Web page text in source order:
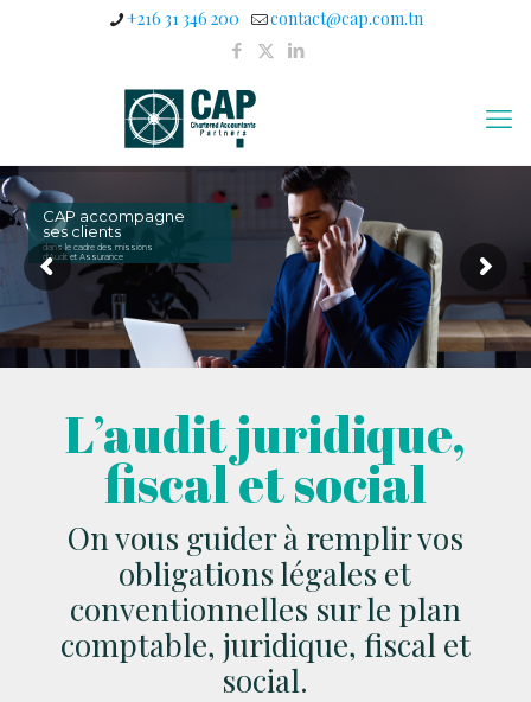
+216 31 346 200 contact@cap.com.tn
CAP accompagne
ses clients
dans le cadre des missions
d'Audit et Assurance
L’audit juridique,
fiscal et social
On vous guider à remplir vos
obligations légales et
conventionnelles sur le plan
comptable, juridique, fiscal et
social.